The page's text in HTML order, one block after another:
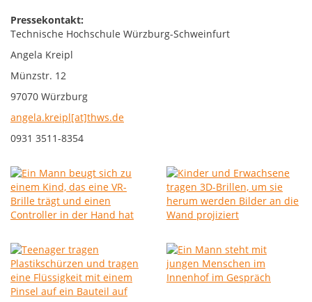
Pressekontakt:
Technische Hochschule Würzburg-Schweinfurt
Angela Kreipl
Münzstr. 12
97070 Würzburg
angela.kreipl[at]thws.de
0931 3511-8354